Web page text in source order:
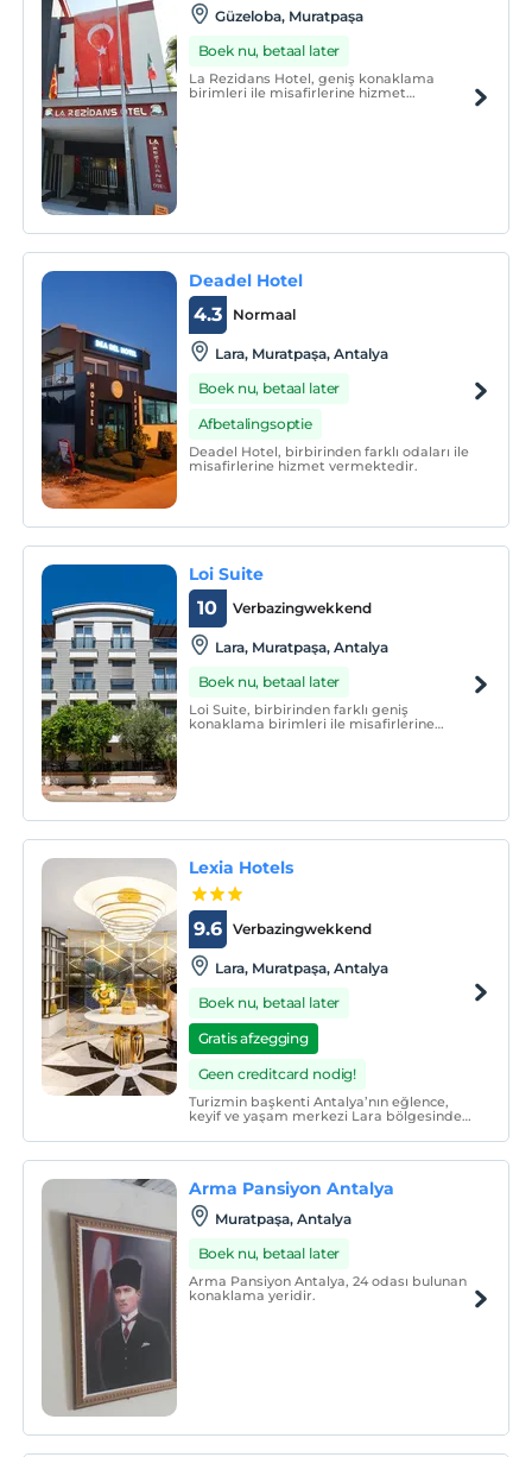
Güzeloba, Muratpaşa
Boek nu, betaal later
La Rezidans Hotel, geniş konaklama
birimleri ile misafirlerine hizmet
Deadel Hotel
Normaal
4.3
Lara, Muratpaşa, Antalya
Boek nu, betaal later
Afbetalingsoptie
Deadel Hotel, birbirinden farklı odaları ile
misafirlerine hizmet vermektedir.
Loi Suite
Verbazingwekkend
10
Lara, Muratpaşa, Antalya
Boek nu, betaal later
Loi Suite, birbirinden farklı geniş
konaklama birimleri ile misafirlerine
Lexia Hotels
Verbazingwekkend
9.6
Lara, Muratpaşa, Antalya
Boek nu, betaal later
Gratis afzegging
Geen creditcard nodig!
Turizmin başkenti Antalya’nın eğlence,
keyif ve yaşam merkezi Lara bölgesinde
tutmak istediğinizde size özel, seçkin bir
dünya sunuyor.
Arma Pansiyon Antalya
Muratpaşa, Antalya
Boek nu, betaal later
Arma Pansiyon Antalya, 24 odası bulunan
konaklama yeridir.